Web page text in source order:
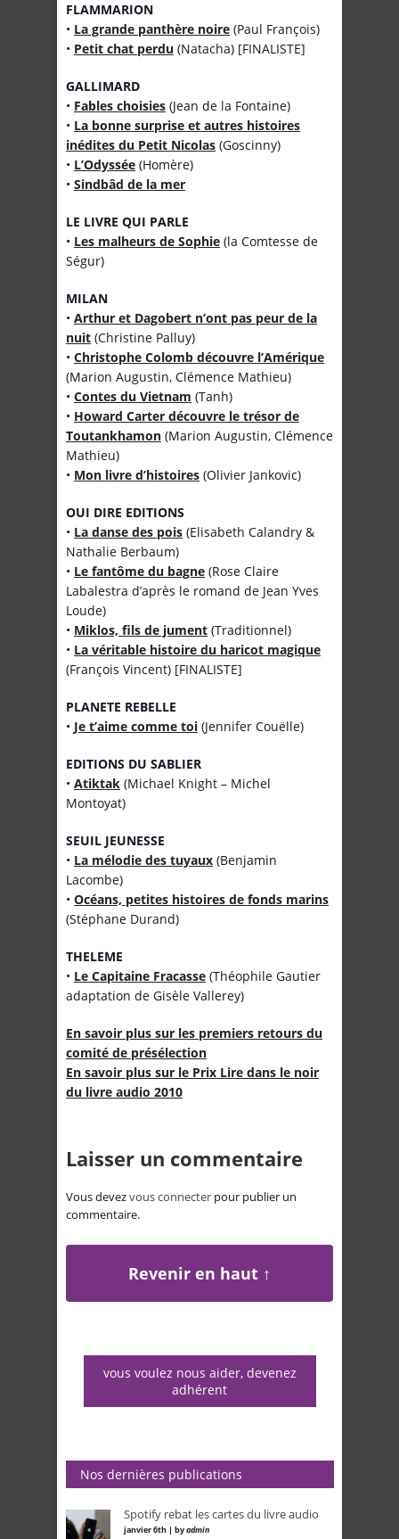
FLAMMARION
• La grande panthère noire (Paul François)
• Petit chat perdu (Natacha) [FINALISTE]
GALLIMARD
• Fables choisies (Jean de la Fontaine)
• La bonne surprise et autres histoires
inédites du Petit Nicolas (Goscinny)
• L’Odyssée (Homère)
• Sindbâd de la mer
LE LIVRE QUI PARLE
• Les malheurs de Sophie (la Comtesse de
Ségur)
MILAN
• Arthur et Dagobert n’ont pas peur de la
nuit (Christine Palluy)
• Christophe Colomb découvre l’Amérique
(Marion Augustin, Clémence Mathieu)
• Contes du Vietnam (Tanh)
• Howard Carter découvre le trésor de
Toutankhamon (Marion Augustin, Clémence
Mathieu)
• Mon livre d’histoires (Olivier Jankovic)
OUI DIRE EDITIONS
• La danse des pois (Elisabeth Calandry &
Nathalie Berbaum)
• Le fantôme du bagne (Rose Claire
Labalestra d’après le romand de Jean Yves
Loude)
• Miklos, fils de jument (Traditionnel)
• La véritable histoire du haricot magique
(François Vincent) [FINALISTE]
PLANETE REBELLE
• Je t’aime comme toi (Jennifer Couëlle)
EDITIONS DU SABLIER
• Atiktak (Michael Knight – Michel
Montoyat)
SEUIL JEUNESSE
• La mélodie des tuyaux (Benjamin
Lacombe)
• Océans, petites histoires de fonds marins
(Stéphane Durand)
THELEME
• Le Capitaine Fracasse (Théophile Gautier
adaptation de Gisèle Vallerey)
En savoir plus sur les premiers retours du
comité de présélection
En savoir plus sur le Prix Lire dans le noir
du livre audio 2010
Laisser un commentaire
Vous devezvous connecter pour publier un
commentaire.
Revenir en haut ↑
vous voulez nous aider, devenez
adhérent
Nos dernières publications
Spotify rebat les cartes du livre audio
janvier 6th | byadmin